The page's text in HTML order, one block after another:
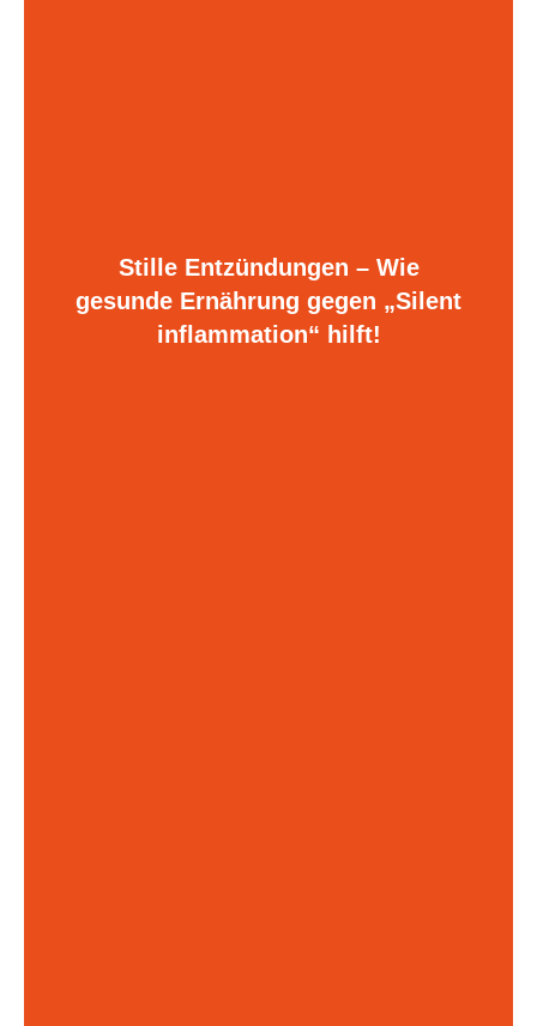
Stille Entzündungen – Wie
gesunde Ernährung gegen „Silent
inflammation“ hilft!